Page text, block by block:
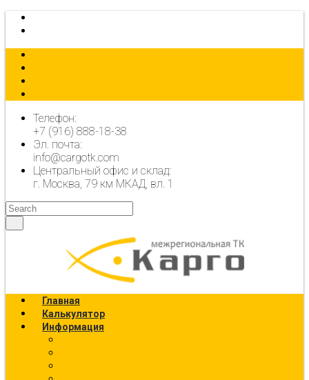
Телефон:
+7 (916) 888-18-38
Эл. почта:
info@cargotk.com
Центральный офис и склад:
г. Москва, 79 км МКАД, вл. 1
Главная
Калькулятор
Информация